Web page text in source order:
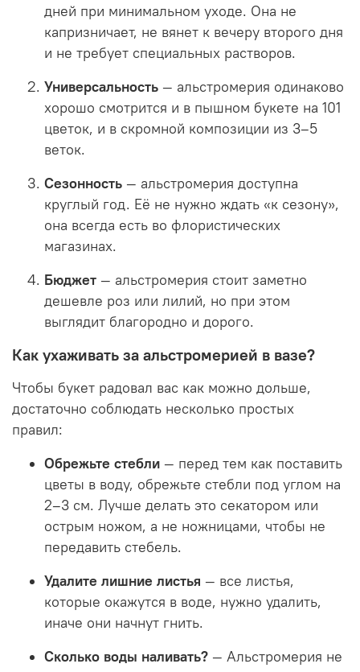
дней при минимальном уходе. Она не
капризничает, не вянет к вечеру второго дня
и не требует специальных растворов.
Универсальность — альстромерия одинаково
хорошо смотрится и в пышном букете на 101
цветок, и в скромной композиции из 3–5
веток.
Сезонность — альстромерия доступна
круглый год. Её не нужно ждать «к сезону»,
она всегда есть во флористических
магазинах.
Бюджет — альстромерия стоит заметно
дешевле роз или лилий, но при этом
выглядит благородно и дорого.
Как ухаживать за альстромерией в вазе?
Чтобы букет радовал вас как можно дольше,
достаточно соблюдать несколько простых
правил:
Обрежьте стебли — перед тем как поставить
цветы в воду, обрежьте стебли под углом на
2–3 см. Лучше делать это секатором или
острым ножом, а не ножницами, чтобы не
передавить стебель.
Удалите лишние листья — все листья,
которые окажутся в воде, нужно удалить,
иначе они начнут гнить.
Сколько воды наливать? — Альстромерия не